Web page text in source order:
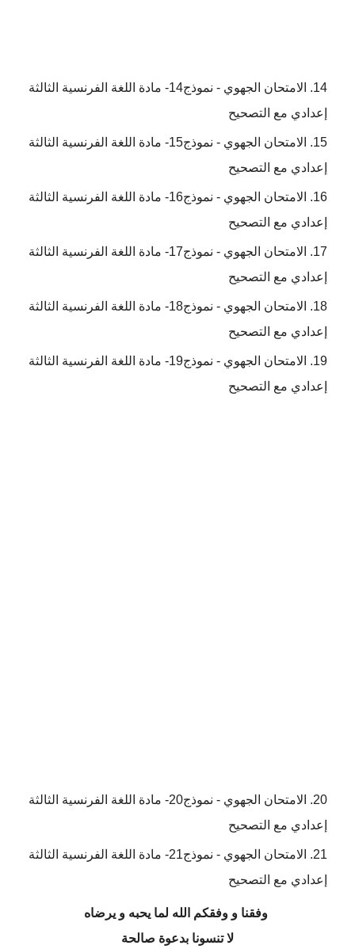
الامتحان الجهوي - نموذج14- مادة اللغة الفرنسية الثالثة
إعدادي مع التصحيح
الامتحان الجهوي - نموذج15- مادة اللغة الفرنسية الثالثة
إعدادي مع التصحيح
الامتحان الجهوي - نموذج16- مادة اللغة الفرنسية الثالثة
إعدادي مع التصحيح
الامتحان الجهوي - نموذج17- مادة اللغة الفرنسية الثالثة
إعدادي مع التصحيح
الامتحان الجهوي - نموذج18- مادة اللغة الفرنسية الثالثة
إعدادي مع التصحيح
الامتحان الجهوي - نموذج19- مادة اللغة الفرنسية الثالثة
إعدادي مع التصحيح
الامتحان الجهوي - نموذج20- مادة اللغة الفرنسية الثالثة
إعدادي مع التصحيح
الامتحان الجهوي - نموذج21- مادة اللغة الفرنسية الثالثة
إعدادي مع التصحيح
وفقنا و وفقكم الله لما يحبه و يرضاه
لا تنسونا بدعوة صالحة